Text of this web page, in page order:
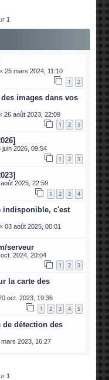
1
«25 mars 2024, 11:10
1 2
images dans vos
26 août 2023, 22:09
1 2 3
juin 2026, 09:54
1 2 3
août 2025, 22:59
1 2 3 4
indisponible, c'est
«03 août 2025, 00:01
serveur
2024, 20:04
1 2 3
la carte des
oct. 2023, 19:36
1 2 3 4 5
de détection des
mars 2023, 16:27
1